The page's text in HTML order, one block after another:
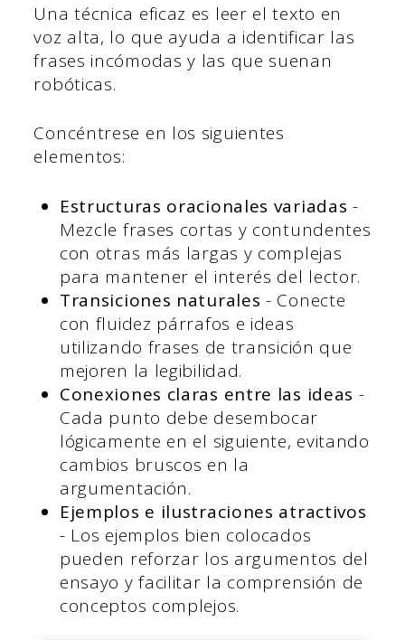
Una técnica eficaz es leer el texto en
voz alta, lo que ayuda a identificar las
frases incómodas y las que suenan
robóticas.
Concéntrese en los siguientes
elementos:
Estructuras oracionales variadas -
Mezcle frases cortas y contundentes
con otras más largas y complejas
para mantener el interés del lector.
Transiciones naturales - Conecte
con fluidez párrafos e ideas
utilizando frases de transición que
mejoren la legibilidad.
Conexiones claras entre las ideas -
Cada punto debe desembocar
lógicamente en el siguiente, evitando
cambios bruscos en la
argumentación.
Ejemplos e ilustraciones atractivos
- Los ejemplos bien colocados
pueden reforzar los argumentos del
ensayo y facilitar la comprensión de
conceptos complejos.